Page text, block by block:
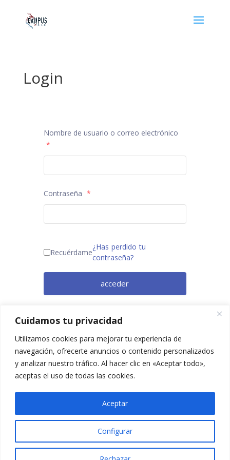
Cuidamos tu privacidad
Utilizamos cookies para mejorar tu experiencia de
navegación, ofrecerte anuncios o contenido personalizados
y analizar nuestro tráfico. Al hacer clic en «Aceptar todo»,
aceptas el uso de todas las cookies.
Configurar
Aceptar
Login
Nombre de usuario o correo electrónico
*
Contraseña *
Recuérdame
¿Has perdido tu
contraseña?
acceder
ahora.
2025 © Confesq |Política de cookies|Política de